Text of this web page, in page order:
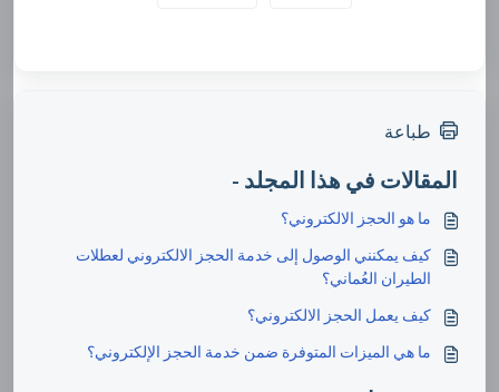
طباعة
المقالات في هذا المجلد -
ما هو الحجز الالكتروني؟
كيف يمكنني الوصول إلى خدمة الحجز الالكتروني لعطلات
الطيران العُماني؟
كيف يعمل الحجز الالكتروني؟
ما هي الميزات المتوفرة ضمن خدمة الحجز الإلكتروني؟